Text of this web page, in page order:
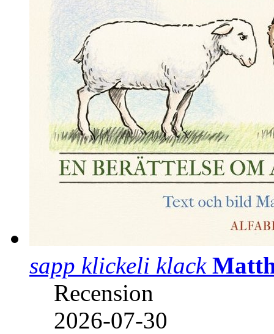
sapp klickeli klack
Recension
2026-07-30